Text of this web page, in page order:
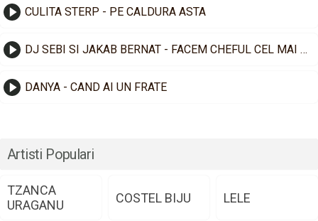
CULITA STERP - PE CALDURA ASTA
DJ SEBI SI JAKAB BERNAT - FACEM CHEFUL CEL MAI TARE
DANYA - CAND AI UN FRATE
Artisti Populari
TZANCA
URAGANU
COSTEL BIJU LELE